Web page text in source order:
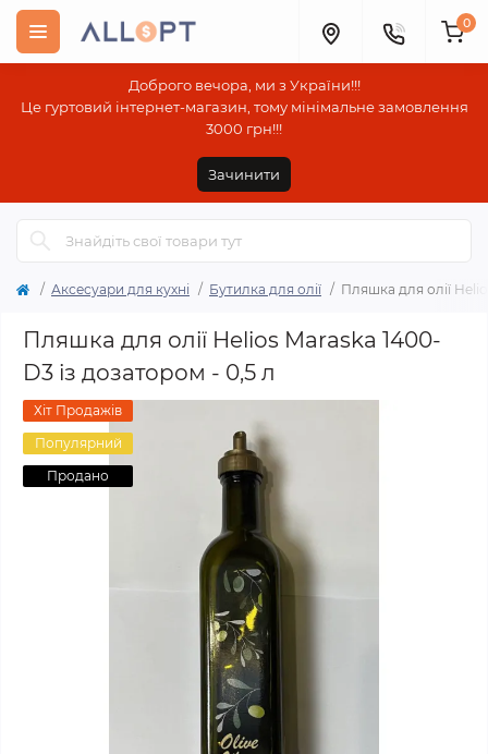
Доброго вечора, ми з України!!!
Це гуртовий інтернет-магазин, тому мінімальне замовлення
3000 грн!!!
Зачинити
0
Аксесуари для кухні Бутилка для олії Пляшка для олії
Пляшка для олії Helios Maraska 1400-
D3 із дозатором - 0,5 л
Хіт Продажів
Популярний
Продано